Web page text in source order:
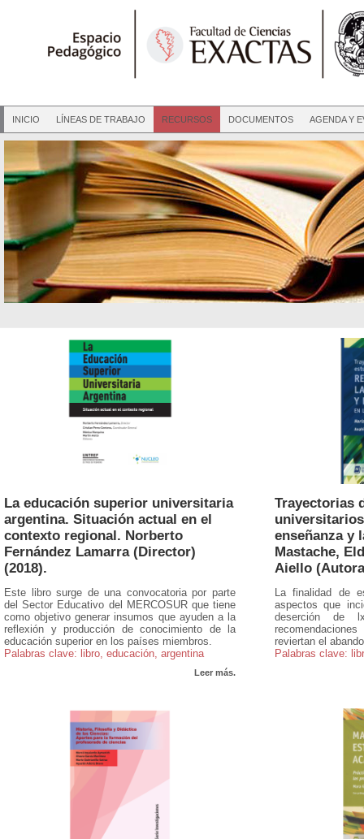
INICIO LÍNEAS DE TRABAJO RECURSOS DOCUMENTOS AGENDA Y
La educación superior universitaria
argentina. Situación actual en el
contexto regional. Norberto
Fernández Lamarra (Director)
(2018).
Este libro surge de una convocatoria por parte
del Sector Educativo del MERCOSUR que tiene
como objetivo generar insumos que ayuden a la
reflexión y producción de conocimiento de la
educación superior en los países miembros.
Palabras clave: libro, educación, argentina
Leer más.
Trayectorias
enseñanza y
Mastache,
Aiello
La finalidad de
aspectos que
deserción de
reviertan el
Palabras clave: